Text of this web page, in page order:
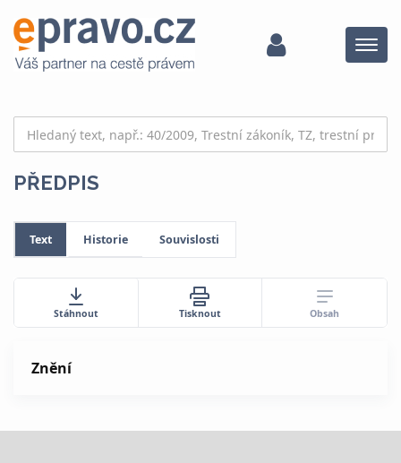
Menu
PŘEDPIS
Text Historie Souvislosti
Stáhnout Tisknout Obsah
Znění